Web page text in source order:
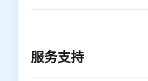
服务支持